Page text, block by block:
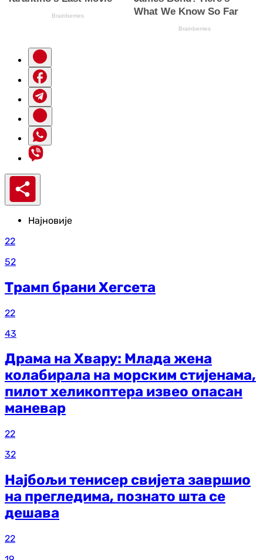
Најновије
22
52
Трамп брани Хегсета
22
43
Драма на Хвару: Млада жена
колабирала на морским стијенама,
пилот хеликоптера извео опасан
маневар
22
32
Најбољи тенисер свијета завршио
на прегледима, познато шта се
дешава
22